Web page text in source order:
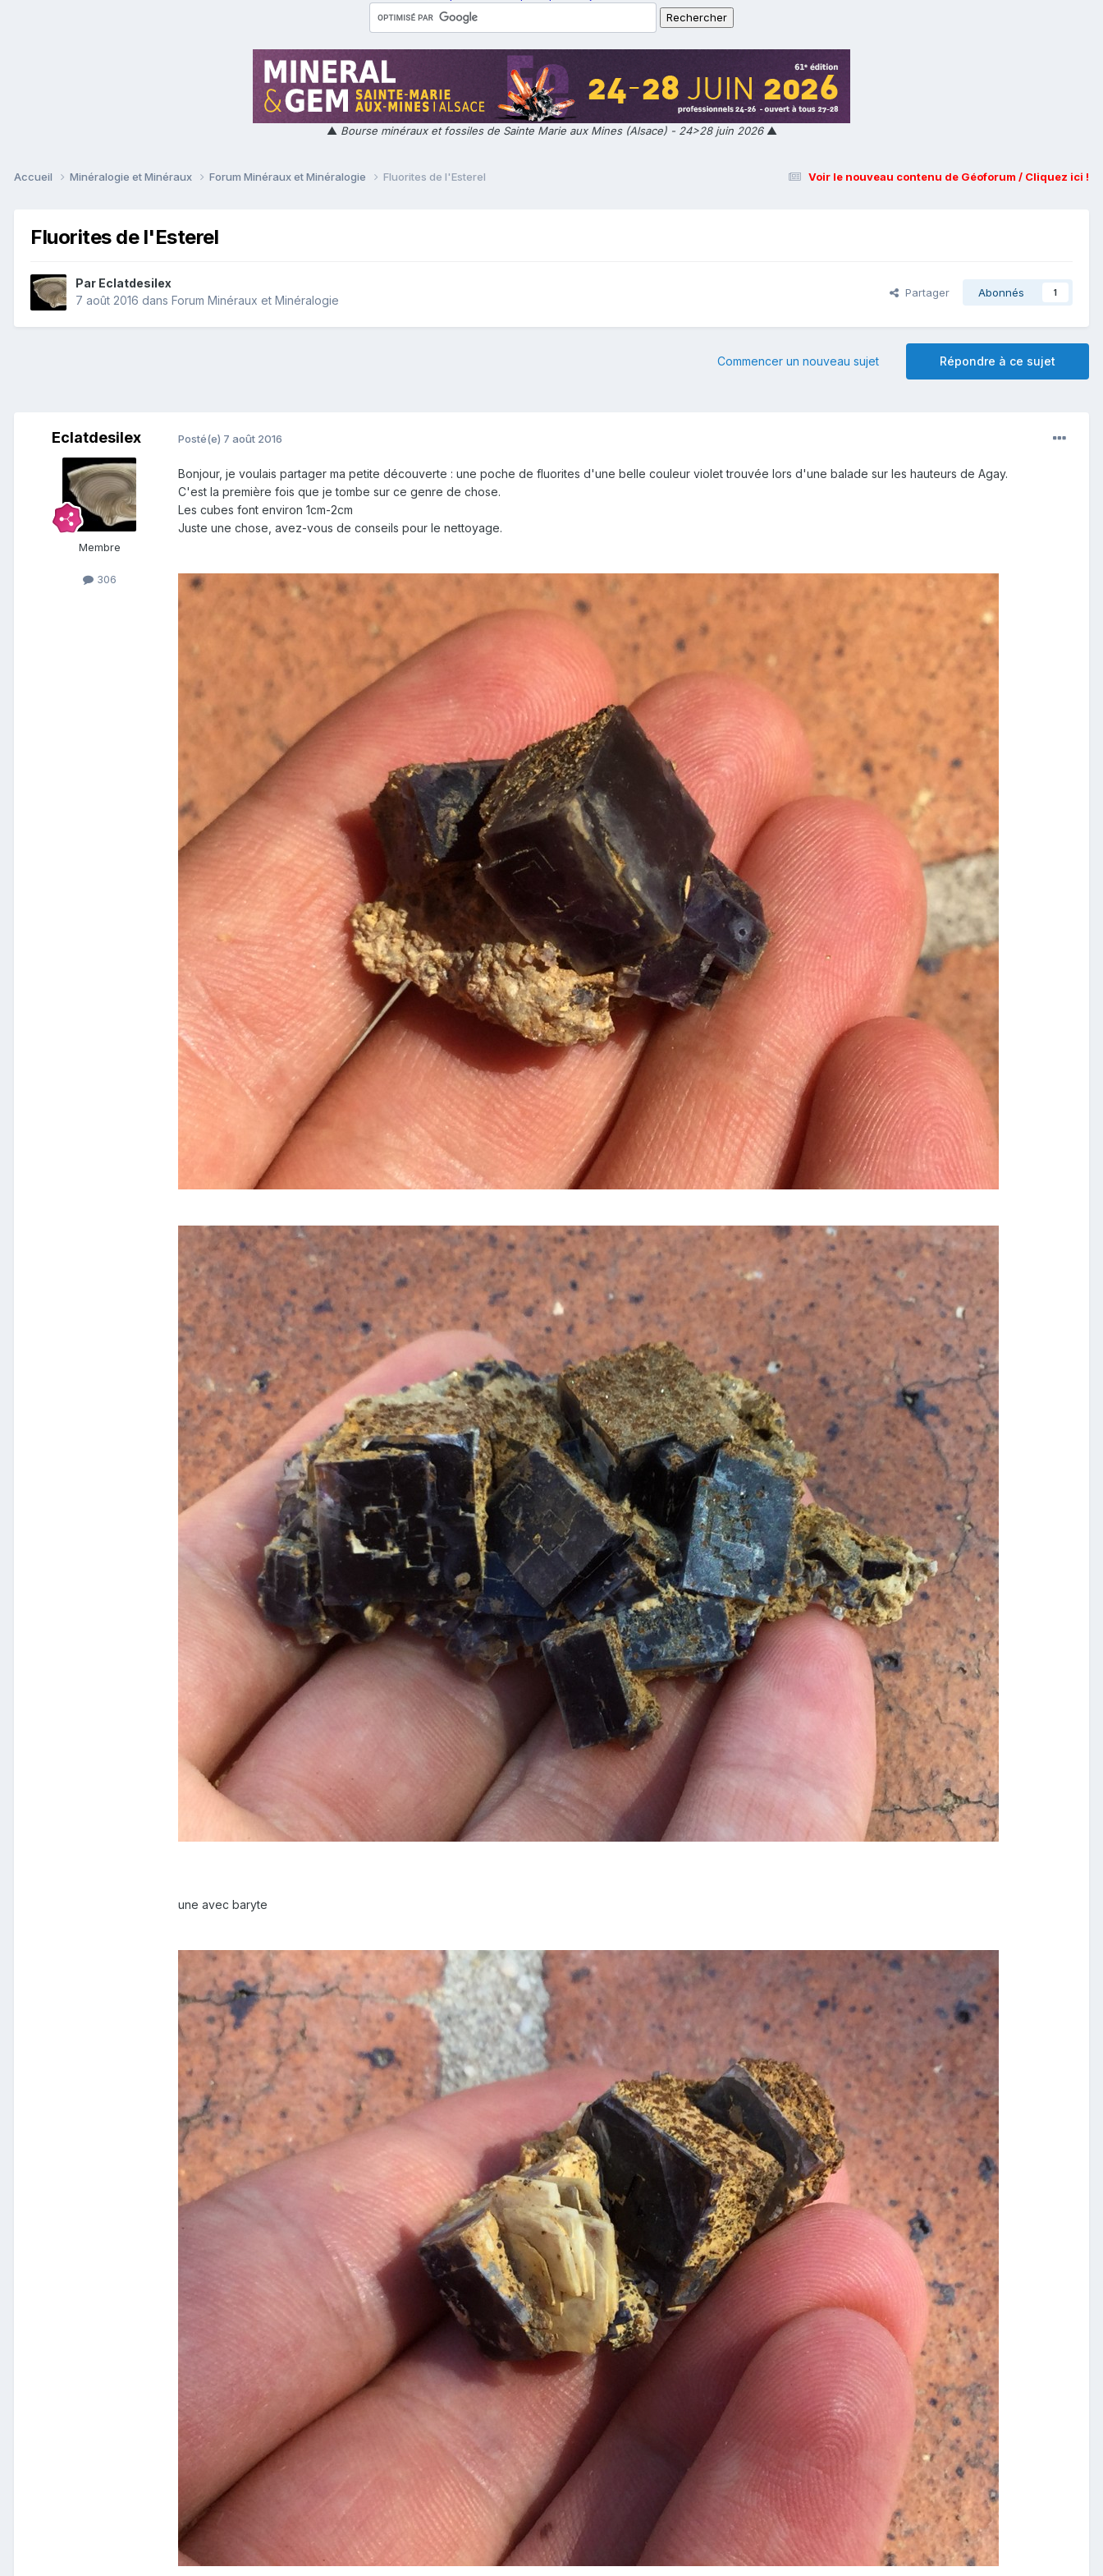
▲ Bourse minéraux et fossiles de Sainte Marie aux Mines (Alsace) - 24>28 juin 2026▲
Voir le nouveau contenu de Géoforum / Cliquez ici !
Accueil Minéralogie et Minéraux Forum Minéraux et Minéralogie Fluorites de l'Esterel
Fluorites de l'Esterel
Par Eclatdesilex
7 août 2016 dans Forum Minéraux et Minéralogie
Partager Abonnés 1
Répondre à ce sujet
Commencer un nouveau sujet
Eclatdesilex
Membre
306
Posté(e) 7 août 2016
Bonjour, je voulais partager ma petite découverte : une poche de fluorites d'une belle couleur violet trouvée lors d'une balade sur les hauteurs de Agay.
C'est la première fois que je tombe sur ce genre de chose.
Les cubes font environ 1cm-2cm
Juste une chose, avez-vous de conseils pour le nettoyage.
une avec baryte